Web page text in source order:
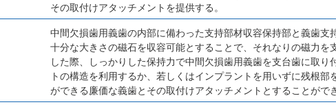
その取付けアタッチメントを提供する。
中間欠損歯用義歯の内部に備わった支持部材収容保持部と義歯
十分な大きさの磁石を収容可能とすることで、それなりの磁力
した際、しっかりした保持力で中間欠損歯用義歯を支台歯に取
トの構造を利用するか、若しくはインプラントを用いずに残根
ができる廉価な義歯とその取付けアタッチメントとすることがで